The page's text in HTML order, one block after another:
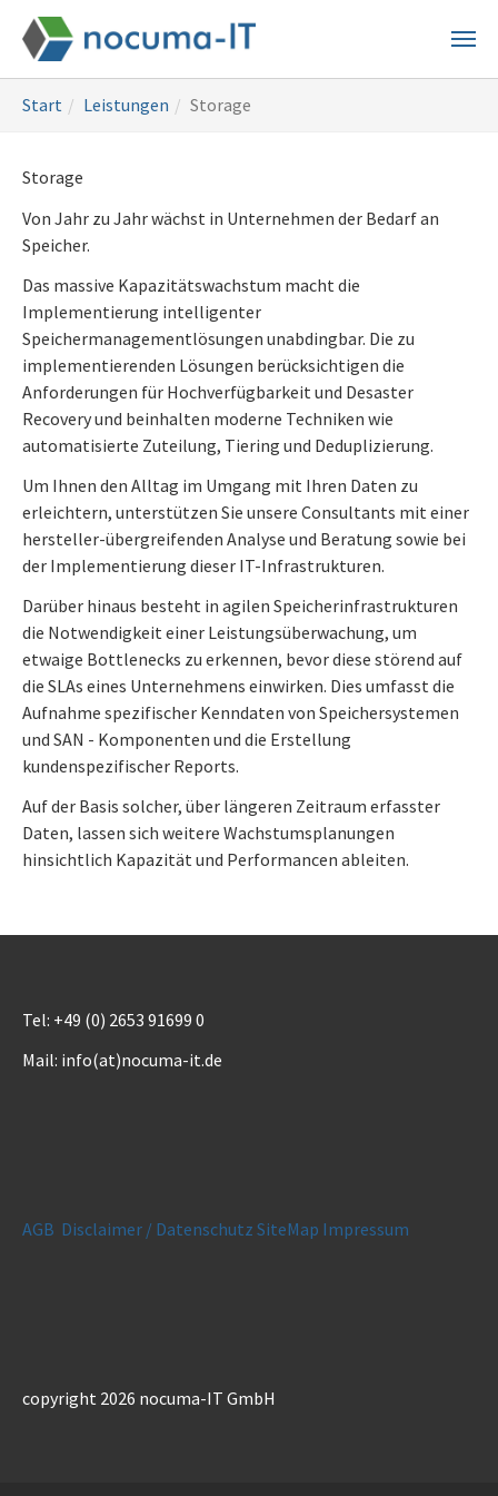
main
are
Start Leistungen Storage
Storage
Von Jahr zu Jahr wächst in Unternehmen der Bedarf an
Speicher.
Das massive Kapazitätswachstum macht die
Implementierung intelligenter
Speichermanagementlösungen unabdingbar. Die zu
implementierenden Lösungen berücksichtigen die
Anforderungen für Hochverfügbarkeit und Desaster
Recovery und beinhalten moderne Techniken wie
automatisierte Zuteilung, Tiering und Deduplizierung.
Um Ihnen den Alltag im Umgang mit Ihren Daten zu
erleichtern, unterstützen Sie unsere Consultants mit einer
hersteller-übergreifenden Analyse und Beratung sowie bei
der Implementierung dieser IT-Infrastrukturen.
Darüber hinaus besteht in agilen Speicherinfrastrukturen
die Notwendigkeit einer Leistungsüberwachung, um
etwaige Bottlenecks zu erkennen, bevor diese störend auf
die SLAs eines Unternehmens einwirken. Dies umfasst die
Aufnahme spezifischer Kenndaten von Speichersystemen
und SAN - Komponenten und die Erstellung
kundenspezifischer Reports.
Auf der Basis solcher, über längeren Zeitraum erfasster
Daten, lassen sich weitere Wachstumsplanungen
hinsichtlich Kapazität und Performancen ableiten.
Tel: +49 (0) 2653 91699 0
Mail: info(at)nocuma-it.de
AGB Disclaimer / Datenschutz SiteMap Impressum
copyright 2026 nocuma-IT GmbH